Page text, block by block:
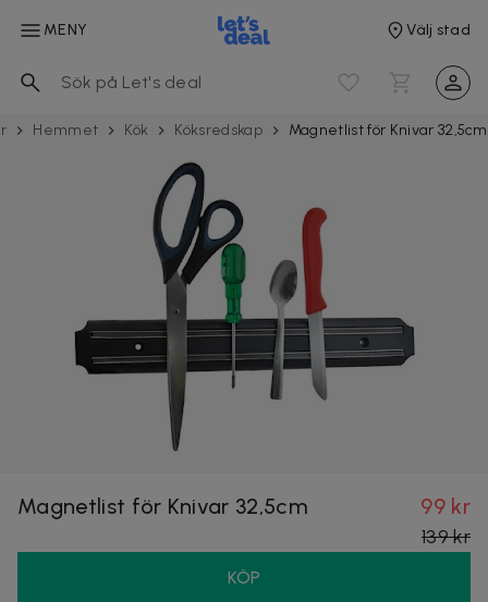
MENY Välj stad
Hemmet Kök Köksredskap Magnetlist för Knivar 32,5cm
Magnetlist för Knivar 32,5cm 99 kr
139 kr
KÖP